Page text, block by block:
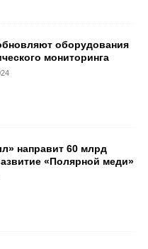
оборудования
мониторинга
направит 60 млрд
«Полярной меди»